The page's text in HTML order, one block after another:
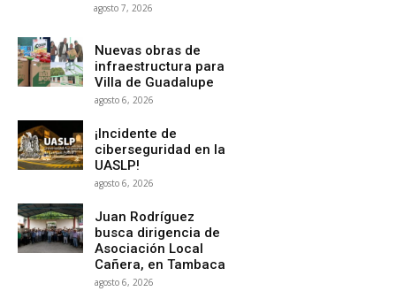
agosto 7, 2026
Nuevas obras de
infraestructura para
Villa de Guadalupe
agosto 6, 2026
¡Incidente de
ciberseguridad en la
UASLP!
agosto 6, 2026
Juan Rodríguez
busca dirigencia de
Asociación Local
Cañera, en Tambaca
agosto 6, 2026